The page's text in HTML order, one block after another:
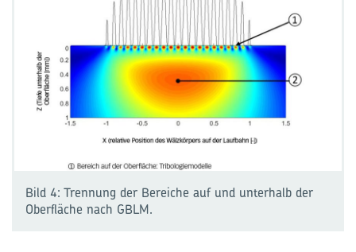
Bild 4: Trennung der Bereiche auf und unterhalb der
Oberfläche nach GBLM.